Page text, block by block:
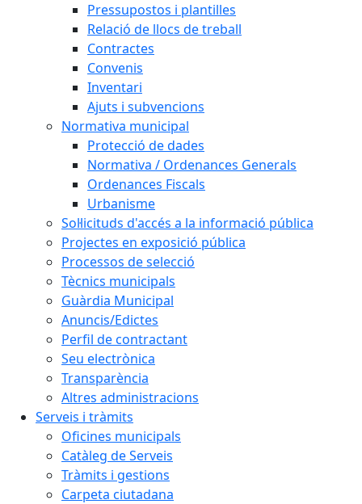
Pressupostos i plantilles
Relació de llocs de treball
Contractes
Convenis
Inventari
Ajuts i subvencions
Normativa municipal
Protecció de dades
Normativa / Ordenances Generals
Ordenances Fiscals
Urbanisme
Sol·licituds d'accés a la informació pública
Projectes en exposició pública
Processos de selecció
Tècnics municipals
Guàrdia Municipal
Anuncis/Edictes
Perfil de contractant
Seu electrònica
Transparència
Altres administracions
Serveis i tràmits
Oficines municipals
Catàleg de Serveis
Tràmits i gestions
Carpeta ciutadana